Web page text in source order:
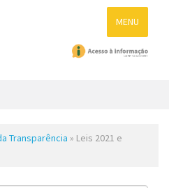
MENU
Transparência » Leis 2021 e